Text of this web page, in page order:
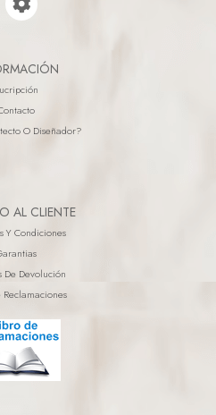
O Diseñador?
AL CLIENTE
Y Condiciones
De Devolución
Reclamaciones